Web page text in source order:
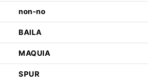
non-no
BAILA
MAQUIA
SPUR